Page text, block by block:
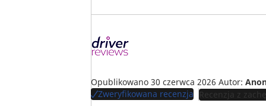
Opublikowano 30 czerwca 2026 Autor:
Zweryfikowana recenzja Recenzja z